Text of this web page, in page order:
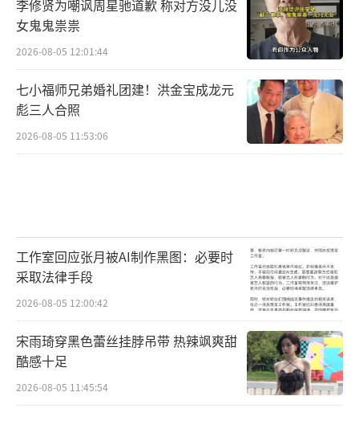
旅”，敬请期待。
（责任编辑：李劲 CK005）
李修贤为嘲讽周星驰道歉 称对方没儿没
女鬼鬼祟祟
2026-08-05 12:01:44
七小福师兄弟婚礼团建！洪金宝成龙元
彪三人合照
2026-08-05 11:53:06
工作室回应张月被AI制作黑图：必要时
采取法律手段
2026-08-05 12:00:42
宋雨琦穿黑色蕾丝挂脖吊带 热辣飒爽甜
酷感十足
2026-08-05 11:45:54